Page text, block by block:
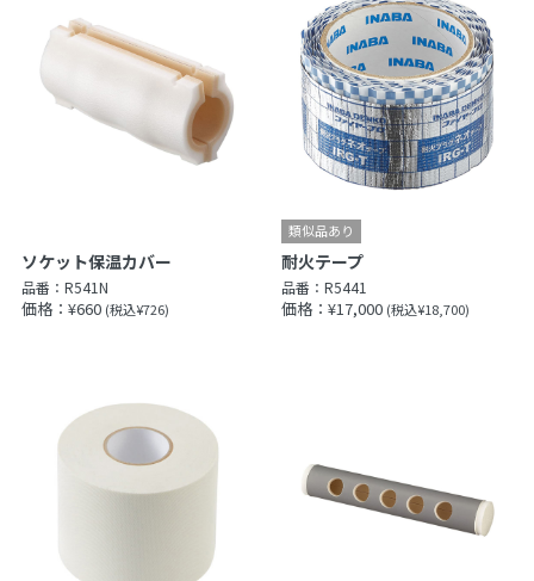
ソケット保温カバー
品番： R541N
価格：¥660 (税込¥726)
耐火テープ
品番：R5441
価格：¥17,000 (税込¥18,700)